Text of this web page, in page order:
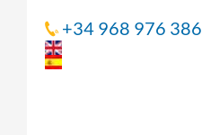
+34 968 976 386